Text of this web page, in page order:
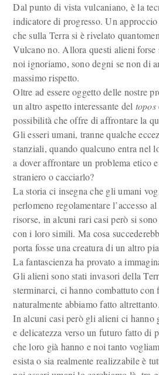
Dal punto di vista vulcaniano, è la
indicatore di progresso. Un
che sulla Terra si è rivelato
Vulcano no. Allora questi alieni forse
noi ignoriamo, sono degni se non di
massimo rispetto.
Oltre ad essere oggetto delle nostre
un altro aspetto interessante del topos
possibilità che offre di affrontare la
Gli esseri umani, tranne qualche
stanziali, quando qualcuno entra nel
a dover affrontare un problema etico
straniero o cacciarlo?
La storia ci insegna che gli umani
perlomeno regolamentare l’accesso
risorse, in alcuni rari casi però si
con i loro simili. Ma cosa
porta fosse una creatura di un altro
La fantascienza ha provato a
Gli alieni sono stati invasori della
sterminarci, ci hanno combattuto con
naturalmente abbiamo fatto altrettanto.
In alcuni casi però gli alieni ci hanno
e delicatezza verso un futuro fatto di
che loro già hanno e noi tanto
esista o sia realmente realizzabile è